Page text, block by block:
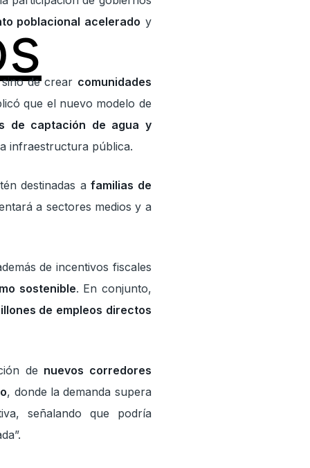
poblacional acelerado y
de crear comunidades
que el nuevo modelo de
de captación de agua y
infraestructura pública.
destinadas afamilias de
a sectores medios y a
de incentivos fiscales
sostenible. En conjunto,
de empleos directos
de nuevos corredores
, donde la demanda supera
señalando que podría